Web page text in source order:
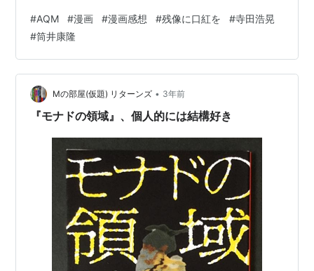
りからは、消えていった文字を含むものが、家族さえも
消えていき、佐治が語る上で使える言葉も少なくなって
いく。 という、不条理SF。 作者自身も、少しずつ使える
文字が減っていく中で物語を進める実験に挑戦してい
る、極めてメタフィクションで実験的な作品。 『残像に
口紅を』より（寺田浩晃／筒井康…
#AQM #漫画 #漫画感想 #残像に口紅を #寺田浩晃
#筒井康隆
Mの部屋(仮題) リターンズ • 3年前
『モナドの領域』、個人的には結構好き